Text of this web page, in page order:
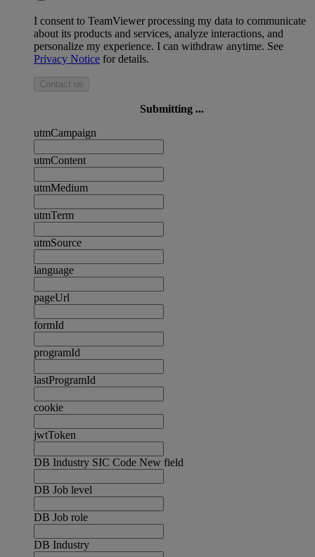
I consent to TeamViewer processing my data to communicate
about its products and services, analyze interactions, and
personalize my experience. I can withdraw anytime. See
Privacy Notice for details.
Contact us
Submitting ...
utmCampaign
utmContent
utmMedium
utmTerm
utmSource
language
pageUrl
formId
programId
lastProgramId
cookie
jwtToken
DB Industry SIC Code New field
DB Job level
DB Job role
DB Industry